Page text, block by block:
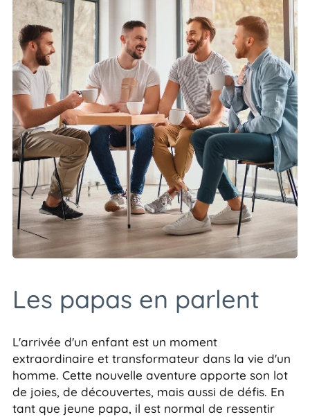
Les papas en parlent
L'arrivée d'un enfant est un moment
extraordinaire et transformateur dans la vie d'un
homme. Cette nouvelle aventure apporte son lot
de joies, de découvertes, mais aussi de défis. En
tant que jeune papa, il est normal de ressentir